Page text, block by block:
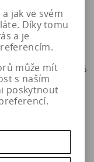
8,5x19 5x130 ET55
71,5
jak ve svém
Díky tomu
a je
může mít
s naším
poskytnout